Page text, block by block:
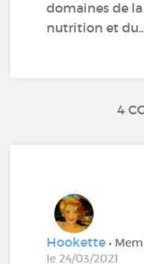
domaines de
nutrition et
4
Hookette•
le 24/03/2021